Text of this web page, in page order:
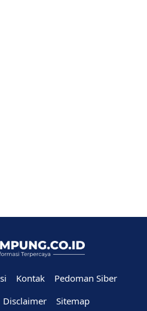
Kontak
Pedoman Siber
Disclaimer Sitemap